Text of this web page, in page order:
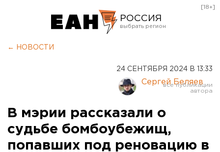
РОССИЯ
Курган
Оренбург
[18+]
← НОВОСТИ
24 СЕНТЯБРЯ 2024 В 13:33
Сергей Беляев
В мэрии рассказали о
судьбе бомбоубежищ,
попавших под реновацию в